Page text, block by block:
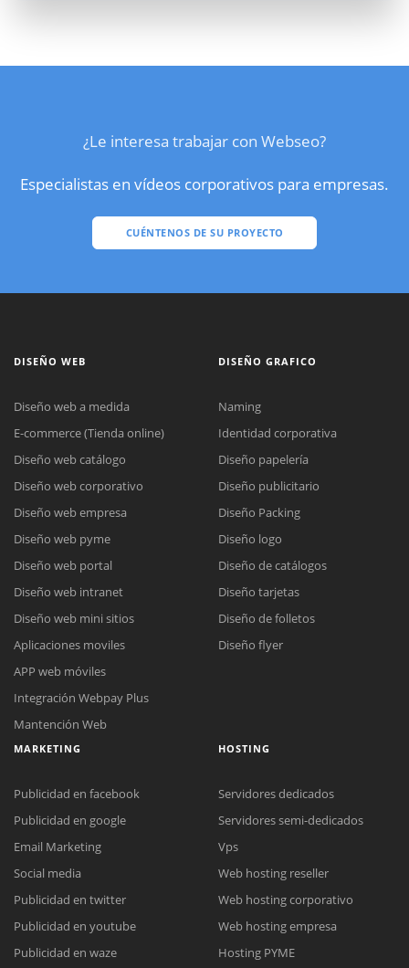
¿Le interesa trabajar con Webseo?
Especialistas en vídeos corporativos para empresas.
CUÉNTENOS DE SU PROYECTO
Reunión online
Nuestros ejecutivos le enviarán un correo electrónico con el enlace a
Meet para la reunión online.
Cotización
Complete el formulario y nos contactaremos a la brevedad.
Chat Online
Todos nuestros ejecutivos están fuera de línea. Complete el formulario
para enviarnos un correo electrónico con sus datos personales.
DISEÑO WEB
Diseño web a medida
E-commerce (Tienda online)
Diseño web catálogo
Diseño web corporativo
Diseño web empresa
Diseño web pyme
Diseño web portal
Diseño web intranet
Diseño web mini sitios
Aplicaciones moviles
APP web móviles
Integración Webpay Plus
Mantención Web
DISEÑO GRAFICO
Naming
Identidad corporativa
Diseño papelería
Diseño publicitario
Diseño Packing
Diseño logo
Diseño de catálogos
Diseño tarjetas
Diseño de folletos
Diseño flyer
MARKETING
Publicidad en facebook
Publicidad en google
Email Marketing
Social media
Publicidad en twitter
Publicidad en youtube
Publicidad en waze
HOSTING
Servidores dedicados
Servidores semi-dedicados
Vps
Web hosting reseller
Web hosting corporativo
Web hosting empresa
Hosting PYME